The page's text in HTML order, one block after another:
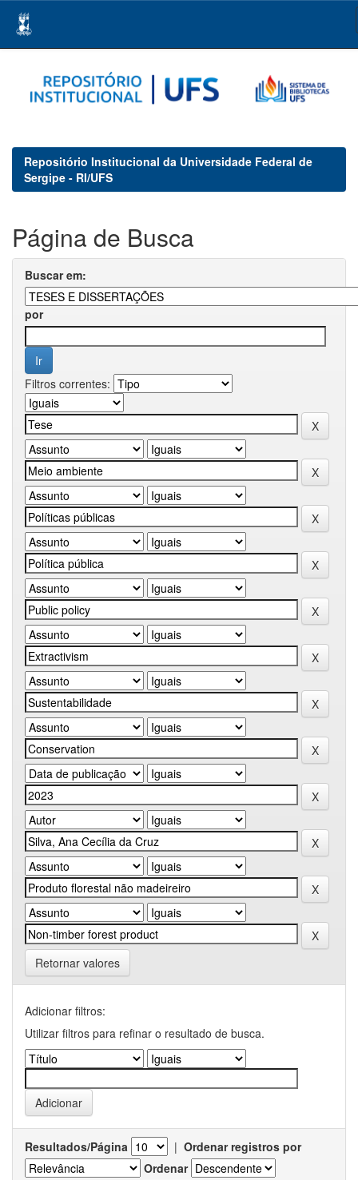
navigation
Repositório Institucional da Universidade Federal de
Sergipe - RI/UFS
Página de Busca
Buscar em:
por
Filtros correntes:
Retornar valores
Adicionar filtros:
Utilizar filtros para refinar o resultado de busca.
Resultados/Página | Ordenar registros por
Ordenar